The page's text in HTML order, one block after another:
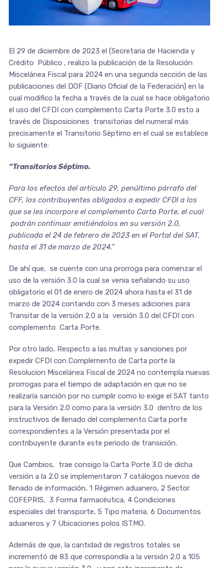
El 29 de diciembre de 2023 el (Secretaria de Hacienda y
Crédito Público , realizo la publicación de la Resolución
Miscelánea Fiscal para 2024 en una segunda sección de las
publicaciones del DOF (Diario Oficial de la Federación) en la
cual modifico la fecha a través de la cual se hace obligatorio
el uso del CFDI con complemento Carta Porte 3.0 esto a
través de Disposiciones transitorias del numeral más
precisamente el Transitorio Séptimo en el cual se establece
lo siguiente:
“Transitorios Séptimo.
Para los efectos del artículo 29, penúltimo párrafo del
CFF, los contribuyentes obligados a expedir CFDI a los
que se les incorpore el complemento Carta Porte, el cual
podrán continuar emitiéndolos en su versión 2.0,
publicada el 24 de febrero de 2023 en el Portal del SAT,
hasta el 31 de marzo de 2024.”
De ahí que, se cuente con una prorroga para comenzar el
uso de la versión 3.0 la cual se venia señalando su uso
obligatorio el 01 de enero de 2024 ahora hasta el 31 de
marzo de 2024 contando con 3 meses adiciones para
Transitar de la versión 2.0 a la versión 3.0 del CFDI con
complemento Carta Porte.
Por otro lado, Respecto a las multas y sanciones por
expedir CFDI con Complemento de Carta porte la
Resolucion Miscelánea Fiscal de 2024 no contempla nuevas
prorrogas para el tiempo de adaptación en que no se
realizaría sanción por no cumplir como lo exige el SAT tanto
para la Versión 2.0 como para la versión 3.0 dentro de los
instructivos de llenado del complemento Carta porte
correspondientes a la Versión presentada por el
contribuyente durante este periodo de transición.
Que Cambios, trae consigo la Carta Porte 3.0 de dicha
versión a la 2.0 se implementaron 7 catálogos nuevos de
llenado de información, 1 Régimen aduanero, 2 Sector
COFEPRIS, 3 Forma farmacéutica, 4 Condiciones
especiales del transporte, 5 Tipo materia, 6 Documentos
aduaneros y 7 Ubicaciones polos ISTMO.
Además de que, la cantidad de registros totales se
incrementó de 83 que correspondía a la versión 2.0 a 105